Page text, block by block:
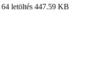
64 letöltés 447.59 KB